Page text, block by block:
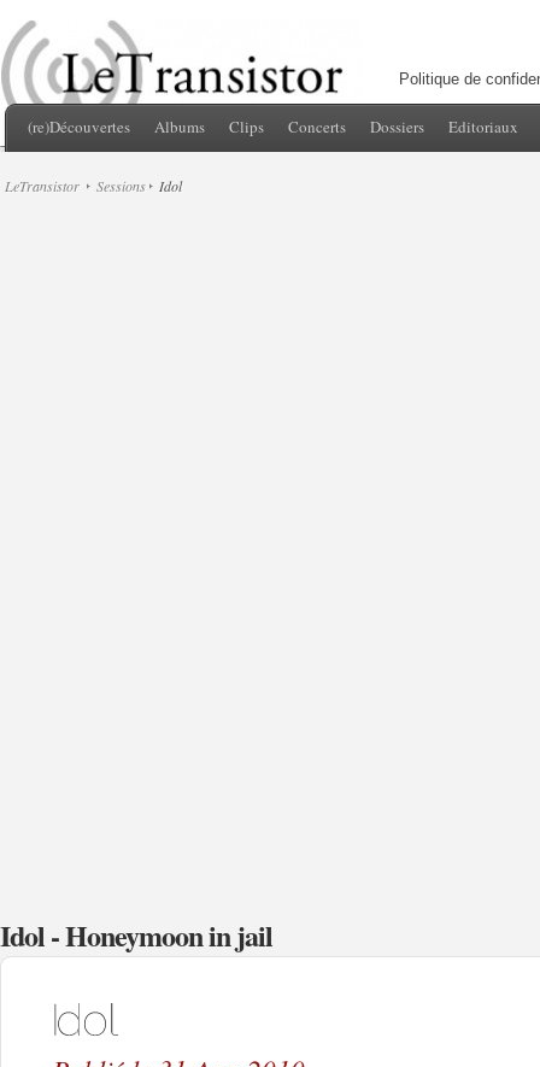
Politique de
(re)Découvertes Albums Clips Concerts Dossiers Editoriaux
LeTransistor Sessions Idol
Idol - Honeymoon in jail